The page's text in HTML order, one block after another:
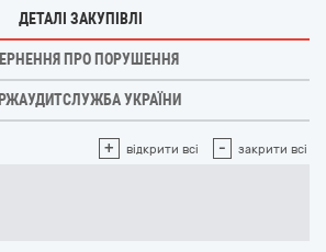
ДЕТАЛІ ЗАКУПІВЛІ
ПРО ПОРУШЕННЯ
УКРАЇНИ
+ відкрити всі - закрити всі